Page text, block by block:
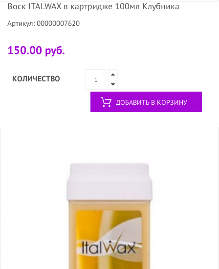
Воск ITALWAX в картридже 100мл Клубника
Артикул: 00000007620
150.00 руб.
КОЛИЧЕСТВО
ДОБАВИТЬ В КОРЗИНУ